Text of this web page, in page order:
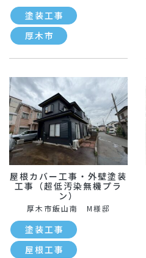
塗装工事
厚木市
屋根カバー工事・外壁塗装
工事（超低汚染無機プラ
ン）
厚木市飯山南 M様邸
塗装工事
屋根工事